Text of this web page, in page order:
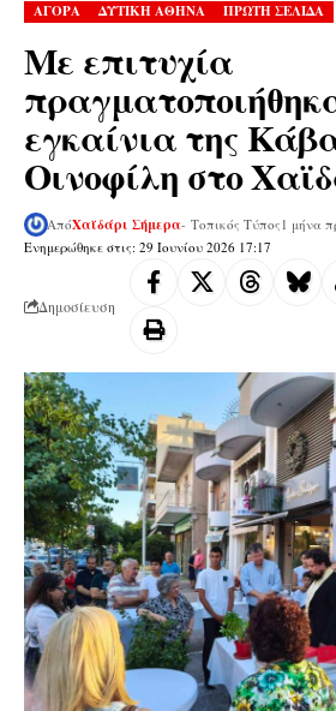
ΑΓΟΡΑ ΔΥΤΙΚΗ ΑΘΗΝΑ ΠΡΩΤΗ ΣΕΛΙΔΑ
Με επιτυχία
εγκαίνια της
Οινοφίλη στο
Ενημερώθηκε στις: 29 Ιουνίου 2026 17:17
ΑπόΧαϊδάρι Σήμερα- Τοπικός Τύπος 1 μήνα
Δημοσίευση